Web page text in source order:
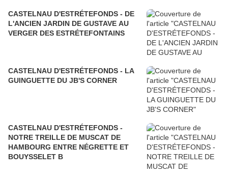
CASTELNAU D'ESTRÉTEFONDS - DE
L'ANCIEN JARDIN DE GUSTAVE AU
VERGER DES ESTRÉTEFONTAINS
CASTELNAU D'ESTRÉTEFONDS - LA
GUINGUETTE DU JB'S CORNER
CASTELNAU D'ESTRÉTEFONDS -
NOTRE TREILLE DE MUSCAT DE
HAMBOURG ENTRE NÉGRETTE ET
BOUYSSELET B